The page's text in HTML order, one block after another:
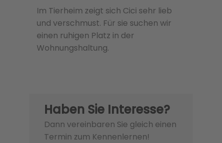
Im Tierheim zeigt sich Cici sehr lieb
und verschmust. Für sie suchen wir
einen ruhigen Platz in der
Wohnungshaltung.
Haben Sie Interesse?
Dann vereinbaren Sie gleich einen
Termin zum Kennenlernen!